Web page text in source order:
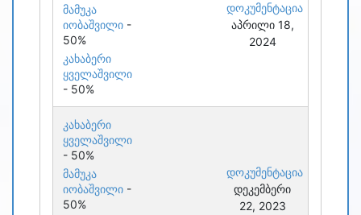
მამუკა
იობაშვილი -
50%
კახაბერი
ყველაშვილი
- 50%
დოკუმენტაცია
აპრილი 18,
2024
კახაბერი
ყველაშვილი
- 50%
მამუკა
იობაშვილი -
50%
დოკუმენტაცია
დეკემბერი
22, 2023